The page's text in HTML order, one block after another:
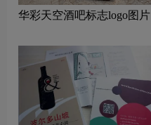
华彩天空酒吧标志logo图片